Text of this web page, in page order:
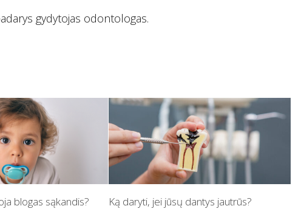
gydytojas odontologas.
blogas sąkandis? Ką daryti, jei jūsų dantys jautrūs?